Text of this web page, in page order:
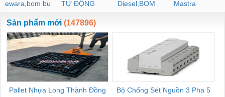
ewara,bom bu
ewara
TỰ ĐỘNG
Diesel,BOM
CHUA CHAY
Mastra
Sản phẩm mới (147896)
Pallet Nhựa Long Thành Đồng
Bộ Chống Sét Nguồn 3 Pha 5